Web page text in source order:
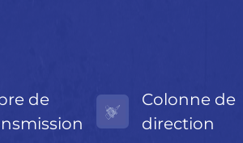
de
Colonne de
direction